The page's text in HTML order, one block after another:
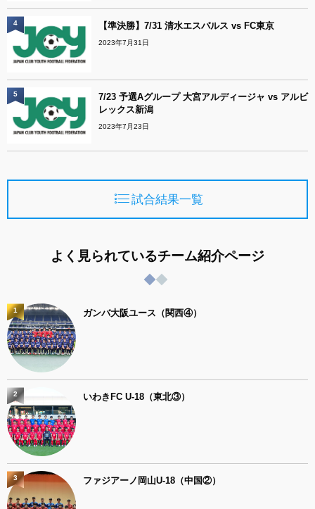
【準決勝】7/31 清水エスパルス vs FC東京
2023年7月31日
4
7/23 予選Aグループ 大宮アルディージャ vs アルビ
レックス新潟
2023年7月23日
5
試合結果一覧
よく見られているチーム紹介ページ
ガンバ大阪ユース（関西④）
1
いわきFC U-18（東北③）
2
ファジアーノ岡山U-18（中国②）
3